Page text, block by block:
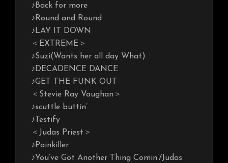
♪Back for more
♪Round and Round
♪LAY IT DOWN
＜EXTREME＞
♪Suzi(Wants her all day What)
♪DECADENCE DANCE
♪GET THE FUNK OUT
＜Stevie Ray Vaughan＞
♪scuttle buttin’
♪Testify
＜Judas Priest＞
♪Painkiller
♪You’ve Got Another Thing Comin’/Judas